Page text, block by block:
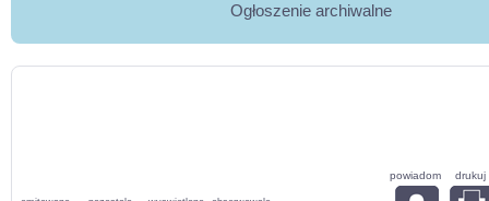
Ogłoszenie archiwalne
powiadom drukuj